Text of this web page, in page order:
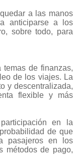
a las manos
anticiparse a los
sobre todo, para
de finanzas,
de los viajes. La
y descentralizada,
flexible y más
en la
de que
pasajeros en los
métodos de pago,